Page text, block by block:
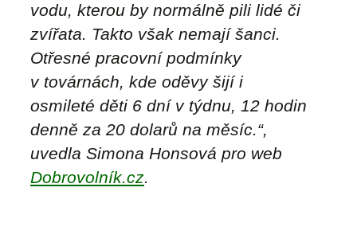
vodu, kterou by normálně pili lidé či
zvířata. Takto však nemají šanci.
Otřesné pracovní podmínky
v továrnách, kde oděvy šijí i
osmileté děti 6 dní v týdnu, 12 hodin
denně za 20 dolarů na měsíc.“,
uvedla Simona Honsová pro web
Dobrovolník.cz.